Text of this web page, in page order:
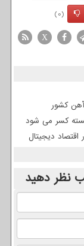
(0)
X
کشور
بسته کسر می شود
اقتصاد دیجیتال
نظر دهید